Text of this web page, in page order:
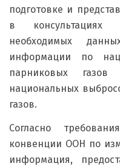
подготовке и
в консультациях
необходимых
информации по
парниковых газов
национальных
газов.
Согласно
конвенции ООН по
информация,